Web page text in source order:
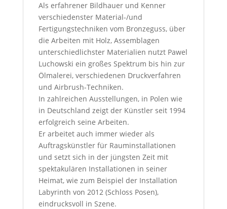
Als erfahrener Bildhauer und Kenner
verschiedenster Material-/und
Fertigungstechniken vom Bronzeguss, über
die Arbeiten mit Holz, Assemblagen
unterschiedlichster Materialien nutzt Pawel
Luchowski ein großes Spektrum bis hin zur
Ölmalerei, verschiedenen Druckverfahren
und Airbrush-Techniken.
In zahlreichen Ausstellungen, in Polen wie
in Deutschland zeigt der Künstler seit 1994
erfolgreich seine Arbeiten.
Er arbeitet auch immer wieder als
Auftragskünstler für Rauminstallationen
und setzt sich in der jüngsten Zeit mit
spektakulären Installationen in seiner
Heimat, wie zum Beispiel der Installation
Labyrinth von 2012 (Schloss Posen),
eindrucksvoll in Szene.